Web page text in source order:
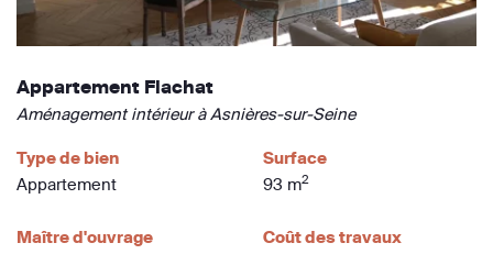
Appartement Flachat
Aménagement intérieur à Asnières-sur-Seine
Type de bien
Appartement
Surface
93 m2
Maître d'ouvrage
Coût des travaux